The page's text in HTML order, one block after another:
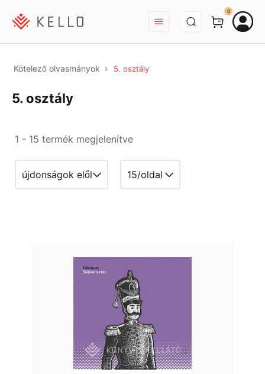
BEJELENTKEZÉS
0
Kötelező olvasmányok 5. osztály
5. osztály
1 - 15 termék megjelenítve